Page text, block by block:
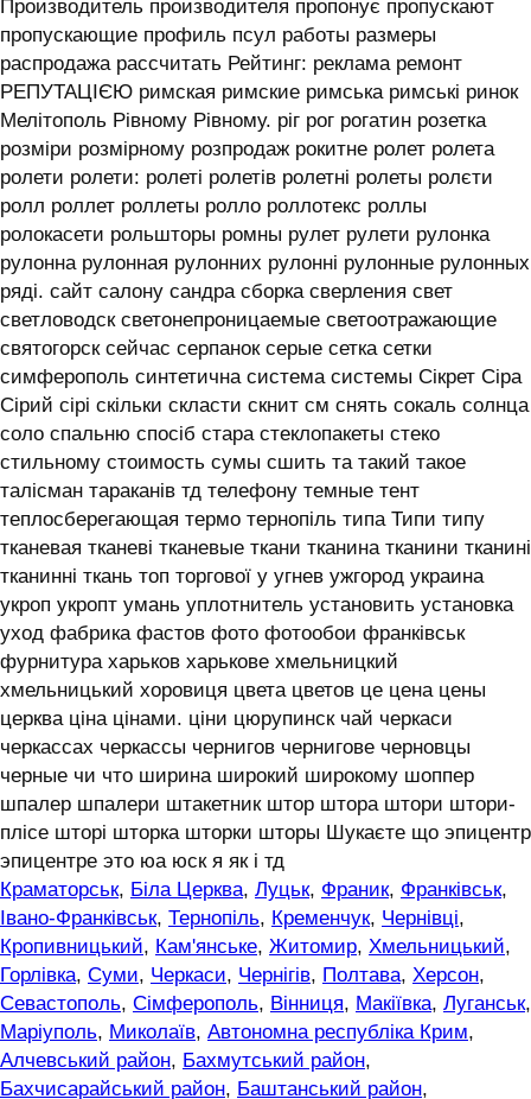
Производитель производителя пропонує пропускают
пропускающие профиль псул работы размеры
распродажа рассчитать Рейтинг: реклама ремонт
РЕПУТАЦІЄЮ римская римские римська римські ринок
Мелітополь Рівному Рівному. ріг рог рогатин розетка
розміри розмірному розпродаж рокитне ролет ролета
ролети ролети: ролеті ролетів ролетні ролеты ролєти
ролл роллет роллеты ролло роллотекс роллы
ролокасети рольшторы ромны рулет рулети рулонка
рулонна рулонная рулонних рулонні рулонные рулонных
ряді. сайт салону сандра сборка сверления свет
светловодск светонепроницаемые светоотражающие
святогорск сейчас серпанок серые сетка сетки
симферополь синтетична система системы ‎Сікрет Сіра
Сірий сірі скільки скласти скнит см снять сокаль солнца
соло спальню спосіб стара стеклопакеты стеко
стильному стоимость сумы сшить та такий такое
талісман тараканів тд телефону темные тент
теплосберегающая термо тернопіль типа Типи типу
тканевая тканеві тканевые ткани тканина тканини тканині
тканинні ткань топ торгової у угнев ужгород украина
укроп укропт умань уплотнитель установить установка
уход фабрика фастов фото фотообои франківськ
фурнитура харьков харькове хмельницкий
хмельницький хоровиця цвета цветов це цена цены
церква ціна цінами. ціни цюрупинск чай черкаси
черкассах черкассы чернигов чернигове черновцы
черные чи что ширина широкий широкому шоппер
шпалер шпалери штакетник штор штора штори штори-
плісе шторі шторка шторки шторы Шукаєте що эпицентр
эпицентре это юа юск я як і тд
Краматорськ, Біла Церква, Луцьк, Франик, Франківськ,
Івано-Франківськ, Тернопіль, Кременчук, Чернівці,
Кропивницький, Кам'янське, Житомир, Хмельницький,
Горлівка, Суми, Черкаси, Чернігів, Полтава, Херсон,
Севастополь, Сімферополь, Вінниця, Макіївка, Луганськ,
Маріуполь, Миколаїв, Автономна республіка Крим,
Алчевський район, Бахмутський район,
Бахчисарайський район, Баштанський район,